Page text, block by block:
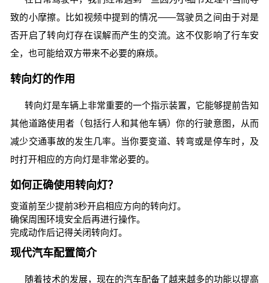
致的小摩擦。比如视频中提到的情况——驾驶员之间由于对是
否开启了转向灯存在误解而产生的交流。这不仅影响了行车安
全，也可能给双方带来不必要的麻烦。
转向灯的作用
转向灯是车辆上非常重要的一个指示装置，它能够提前告知
其他道路使用者（包括行人和其他车辆）你的行驶意图，从而
减少交通事故的发生几率。当你要变道、转弯或是停车时，及
时打开相应的方向灯是非常必要的。
如何正确使用转向灯？
变道前至少提前3秒开启相应方向的转向灯。
确保周围环境安全后再进行操作。
完成动作后记得关闭转向灯。
现代汽车配置简介
随着技术的发展，现在的汽车配备了越来越多的功能以提高